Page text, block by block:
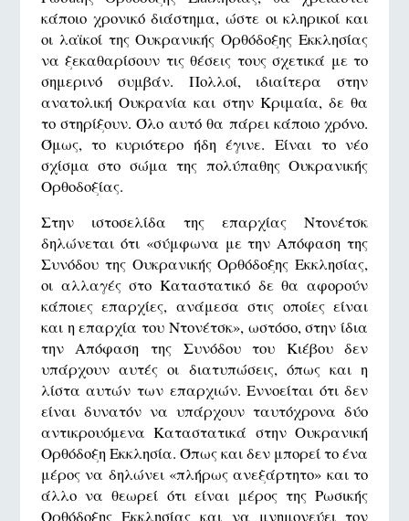
κάποιο χρονικό διάστημα, ώστε οι κληρικοί και
οι λαϊκοί της Ουκρανικής Ορθόδοξης Εκκλησίας
να ξεκαθαρίσουν τις θέσεις τους σχετικά με το
σημερινό συμβάν. Πολλοί, ιδιαίτερα στην
ανατολική Ουκρανία και στην Κριμαία, δε θα
το στηρίξουν. Όλο αυτό θα πάρει κάποιο χρόνο.
Όμως, το κυριότερο ήδη έγινε. Είναι το νέο
σχίσμα στο σώμα της πολύπαθης Ουκρανικής
Ορθοδοξίας.
Στην ιστοσελίδα της επαρχίας Ντονέτσκ
δηλώνεται ότι «σύμφωνα με την Απόφαση της
Συνόδου της Ουκρανικής Ορθόδοξης Εκκλησίας,
οι αλλαγές στο Καταστατικό δε θα αφορούν
κάποιες επαρχίες, ανάμεσα στις οποίες είναι
και η επαρχία του Ντονέτσκ», ωστόσο, στην ίδια
την Απόφαση της Συνόδου του Κιέβου δεν
υπάρχουν αυτές οι διατυπώσεις, όπως και η
λίστα αυτών των επαρχιών. Εννοείται ότι δεν
είναι δυνατόν να υπάρχουν ταυτόχρονα δύο
αντικρουόμενα Καταστατικά στην Ουκρανική
Ορθόδοξη Εκκλησία. Όπως και δεν μπορεί το ένα
μέρος να δηλώνει «πλήρως ανεξάρτητο» και το
άλλο να θεωρεί ότι είναι μέρος της Ρωσικής
Ορθόδοξης Εκκλησίας και να μνημονεύει τον